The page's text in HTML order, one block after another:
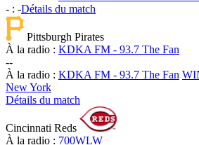
- : -Détails du match
Pittsburgh Pirates
À la radio : KDKA FM - 93.7 The Fan
--
À la radio : KDKA FM - 93.7 The Fan
New York
Détails du match
Cincinnati Reds
À la radio : 700WLW